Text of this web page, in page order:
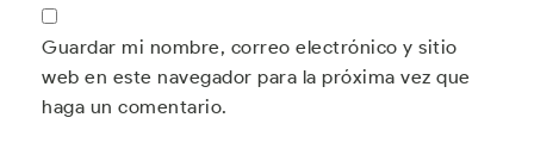
Guardar mi nombre, correo electrónico y sitio
web en este navegador para la próxima vez que
haga un comentario.